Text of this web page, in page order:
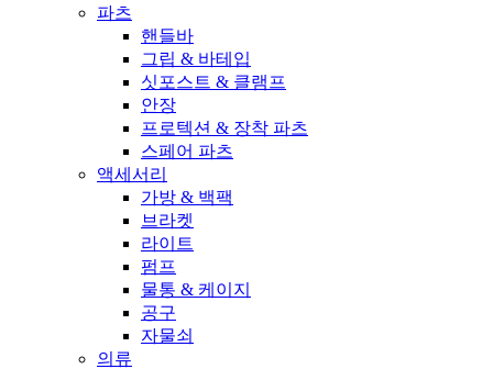
파츠
핸들바
그립 & 바테입
싯포스트 & 클램프
안장
프로텍션 & 장착 파츠
스페어 파츠
액세서리
가방 & 백팩
브라켓
라이트
펌프
물통 & 케이지
공구
자물쇠
의류